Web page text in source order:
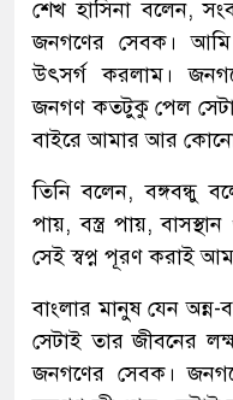
শেখ হাসিনা বলেন,
জনগণের সেবক। আমি
উৎসর্গ করলাম।
জনগণ কতটুকু পেল
বাইরে আমার আর কোনো
তিনি বলেন, বঙ্গবন্ধু
পায়, বস্ত্র পায়,
সেই স্বপ্ন পূরণ করাই
বাংলার মানুষ যেন অন্ন-
সেটাই তার জীবনের
জনগণের সেবক।